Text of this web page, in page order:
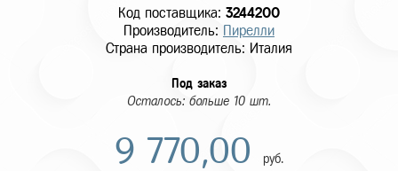
Код поставщика: 3244200
Производитель: Пирелли
Страна производитель: Италия
Под заказ
Осталось: больше 10 шт.
9 770,00 руб.